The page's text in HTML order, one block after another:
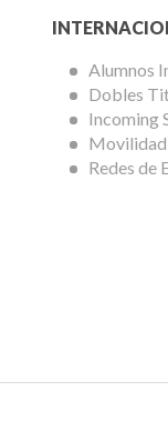
Alumnos
Dobles
Incoming
Movilidad
Redes de